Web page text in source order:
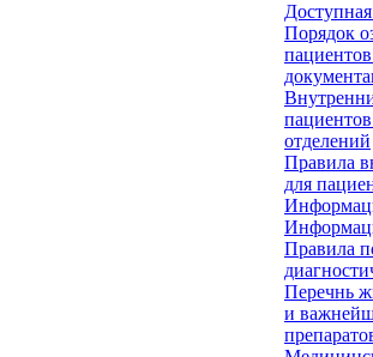
Порядок
отделений
Правила
для
Правила
Перечнь
и